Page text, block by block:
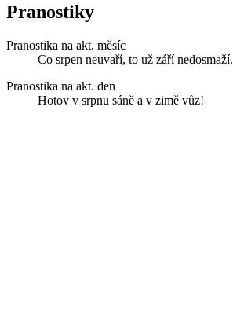
Pranostiky
Pranostika na akt. měsíc
Co srpen neuvaří, to už září nedosmaží.
Pranostika na akt. den
Hotov v srpnu sáně a v zimě vůz!